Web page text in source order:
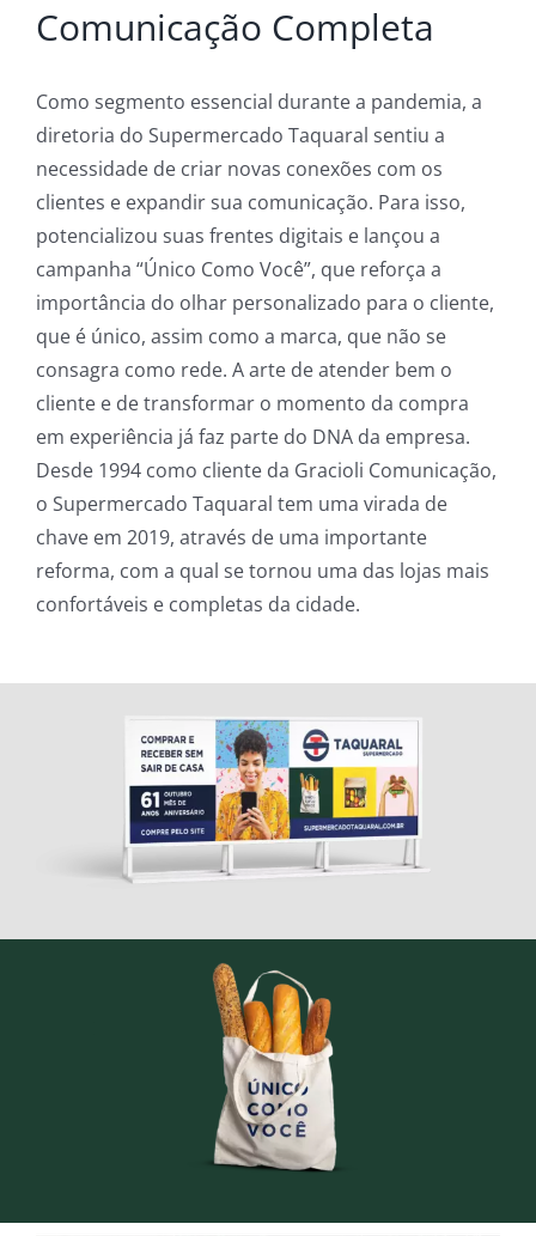
Comunicação Completa
Como segmento essencial durante a pandemia, a
diretoria do Supermercado Taquaral sentiu a
necessidade de criar novas conexões com os
clientes e expandir sua comunicação. Para isso,
potencializou suas frentes digitais e lançou a
campanha “Único Como Você”, que reforça a
importância do olhar personalizado para o cliente,
que é único, assim como a marca, que não se
consagra como rede. A arte de atender bem o
cliente e de transformar o momento da compra
em experiência já faz parte do DNA da empresa.
Desde 1994 como cliente da Gracioli Comunicação,
o Supermercado Taquaral tem uma virada de
chave em 2019, através de uma importante
reforma, com a qual se tornou uma das lojas mais
confortáveis e completas da cidade.